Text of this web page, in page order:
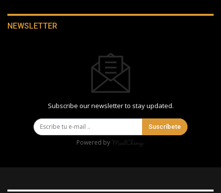
NEWSLETTER
Subscribe our newsletter to stay updated.
Suscríbete
Powered by